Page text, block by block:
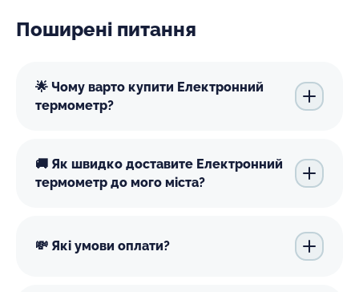
Поширені питання
🌟 Чому варто купити Електронний
термометр?
🚚 Як швидко доставите Електронний
термометр до мого міста?
💸 Які умови оплати?